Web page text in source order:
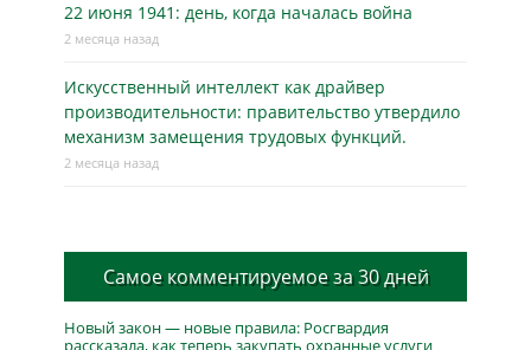
22 июня 1941: день, когда началась война
2 месяца назад
Искусственный интеллект как драйвер
производительности: правительство утвердило
механизм замещения трудовых функций.
2 месяца назад
Самое комментируемое за 30 дней
Новый закон — новые правила: Росгвардия
рассказала, как теперь закупать охранные услуги